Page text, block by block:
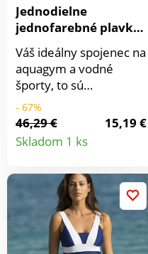
Jednodielne
jednofarebné plavky
so športovým
strihom chrbta
Váš ideálny spojenec na
aquagym a vodné
športy, to sú
jednodielne plavky so
športovým strihom
chrbta. Vpredu
zaoblený výstrih.
podprsenka s pružnými
penovými košíkmi. Pod
prsiami guma. Prsné
záševky. Zadný diel v
športovom strihu, s
- 67%
46,29 €
15,19 €
Skladom 1 ks
Detail